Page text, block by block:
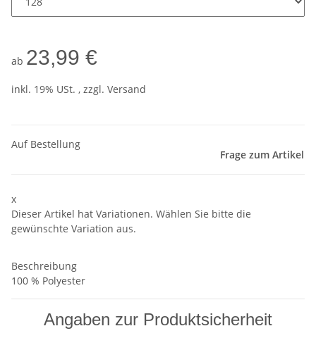
ab 23,99 €
inkl. 19% USt. , zzgl. Versand
Auf Bestellung
Frage zum Artikel
x
Dieser Artikel hat Variationen. Wählen Sie bitte die
gewünschte Variation aus.
Beschreibung
100 % Polyester
Angaben zur Produktsicherheit